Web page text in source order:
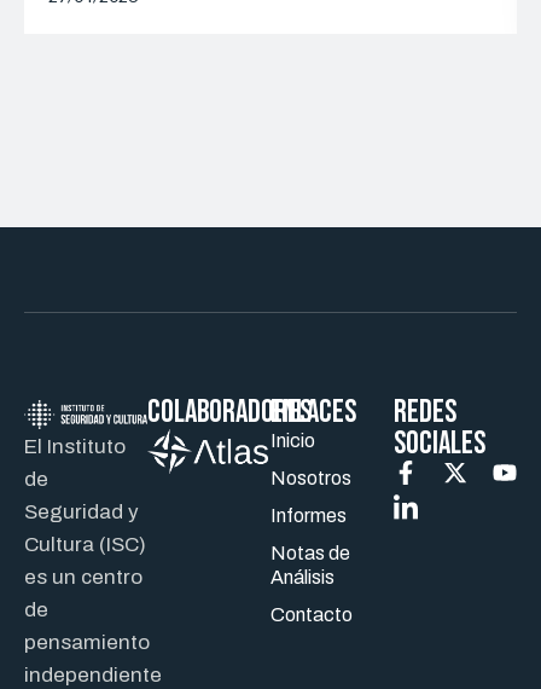
El Instituto
de
Seguridad y
Cultura (ISC)
es un centro
de
pensamiento
independiente
ColaboradoresENLACES
Inicio
Nosotros
Informes
Notas de
Análisis
Contacto
REDES
SOCIALES